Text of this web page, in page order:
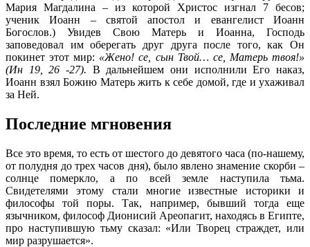
Мария Магдалина – из которой Христос изгнал 7 бесов;
ученик Иоанн – святой апостол и евангелист Иоанн
Богослов.) Увидев Свою Матерь и Иоанна, Господь
заповедовал им оберегать друг друга после того, как Он
покинет этот мир: «Жено! се, сын Твой… се, Матерь твоя!»
(Ин 19, 26 -27). В дальнейшем они исполнили Его наказ,
Иоанн взял Божию Матерь жить к себе домой, где и ухаживал
за Ней.
Последние мгновения
Все это время, то есть от шестого до девятого часа (по-нашему,
от полудня до трех часов дня), было явлено знамение скорби –
солнце померкло, а по всей земле наступила тьма.
Свидетелями этому стали многие известные историки и
философы той поры. Так, например, бывший тогда еще
язычником, философ Дионисий Ареопагит, находясь в Египте,
про наступившую тьму сказал: «Или Творец страждет, или
мир разрушается».